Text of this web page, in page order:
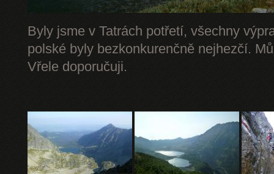
Byly jsme v Tatrách potřetí, všechny
polské byly bezkonkurenčně nejhezčí.
Vřele doporučuji.